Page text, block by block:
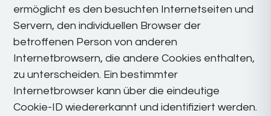
ermöglicht es den besuchten Internetseiten und
Servern, den individuellen Browser der
betroffenen Person von anderen
Internetbrowsern, die andere Cookies enthalten,
zu unterscheiden. Ein bestimmter
Internetbrowser kann über die eindeutige
Cookie-ID wiedererkannt und identifiziert werden.